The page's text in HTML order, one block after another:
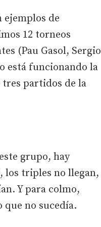
ejemplos de
12 torneos
(Pau Gasol, Sergio
está funcionando la
tres partidos de la
grupo, hay
los triples no llegan,
Y para colmo,
no sucedía.